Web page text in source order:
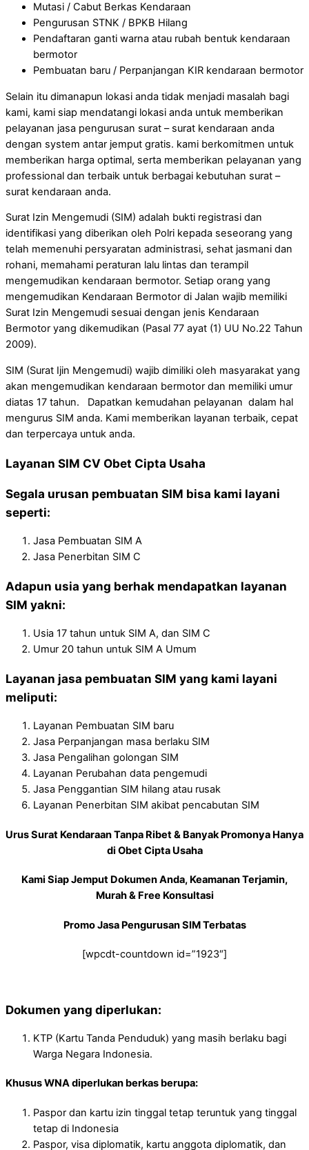
Mutasi / Cabut Berkas Kendaraan
Pengurusan STNK / BPKB Hilang
Pendaftaran ganti warna atau rubah bentuk kendaraan
bermotor
Pembuatan baru / Perpanjangan KIR kendaraan bermotor
Selain itu dimanapun lokasi anda tidak menjadi masalah bagi
kami, kami siap mendatangi lokasi anda untuk memberikan
pelayanan jasa pengurusan surat – surat kendaraan anda
dengan system antar jemput gratis. kami berkomitmen untuk
memberikan harga optimal, serta memberikan pelayanan yang
professional dan terbaik untuk berbagai kebutuhan surat –
surat kendaraan anda.
Surat Izin Mengemudi (SIM) adalah bukti registrasi dan
identifikasi yang diberikan oleh Polri kepada seseorang yang
telah memenuhi persyaratan administrasi, sehat jasmani dan
rohani, memahami peraturan lalu lintas dan terampil
mengemudikan kendaraan bermotor. Setiap orang yang
mengemudikan Kendaraan Bermotor di Jalan wajib memiliki
Surat Izin Mengemudi sesuai dengan jenis Kendaraan
Bermotor yang dikemudikan (Pasal 77 ayat (1) UU No.22 Tahun
2009).
SIM (Surat Ijin Mengemudi) wajib dimiliki oleh masyarakat yang
akan mengemudikan kendaraan bermotor dan memiliki umur
diatas 17 tahun. Dapatkan kemudahan pelayanan dalam hal
mengurus SIM anda. Kami memberikan layanan terbaik, cepat
dan terpercaya untuk anda.
Layanan SIM CV Obet Cipta Usaha
Segala urusan pembuatan SIM bisa kami layani
seperti:
Jasa Pembuatan SIM A
Jasa Penerbitan SIM C
Adapun usia yang berhak mendapatkan layanan
SIM yakni:
Usia 17 tahun untuk SIM A, dan SIM C
Umur 20 tahun untuk SIM A Umum
Layanan jasa pembuatan SIM yang kami layani
meliputi:
Layanan Pembuatan SIM baru
Jasa Perpanjangan masa berlaku SIM
Jasa Pengalihan golongan SIM
Layanan Perubahan data pengemudi
Jasa Penggantian SIM hilang atau rusak
Layanan Penerbitan SIM akibat pencabutan SIM
Urus Surat Kendaraan Tanpa Ribet & Banyak Promonya Hanya
di Obet Cipta Usaha
Kami Siap Jemput Dokumen Anda, Keamanan Terjamin,
Murah & Free Konsultasi
Promo Jasa Pengurusan SIM Terbatas
[wpcdt-countdown id=”1923″]
Dokumen yang diperlukan:
KTP (Kartu Tanda Penduduk) yang masih berlaku bagi
Warga Negara Indonesia.
Khusus WNA diperlukan berkas berupa:
Paspor dan kartu izin tinggal tetap teruntuk yang tinggal
tetap di Indonesia
Paspor, visa diplomatik, kartu anggota diplomatik, dan